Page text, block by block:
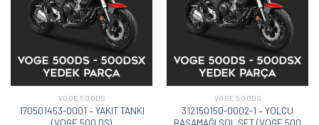
VOGE 500DS
170501453-0001 – YAKIT TANKI
(VOGE 500 DS)
VOGE 500DS
312150150-0002-1 – YOLCU
BASAMAĞI SOL SET (VOGE 500